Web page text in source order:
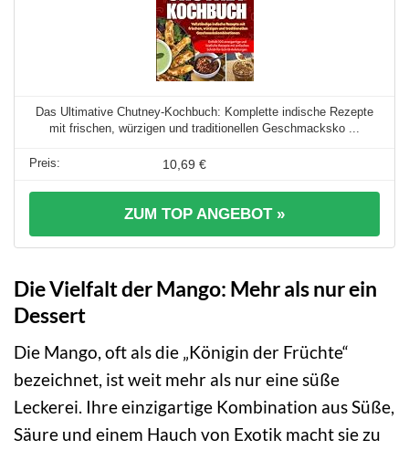
Das Ultimative Chutney-Kochbuch: Komplette indische Rezepte
mit frischen, würzigen und traditionellen Geschmacksko ...
10,69 €
ZUM TOP ANGEBOT »
Die Vielfalt der Mango: Mehr als nur ein
Dessert
Die Mango, oft als die „Königin der Früchte“
bezeichnet, ist weit mehr als nur eine süße
Leckerei. Ihre einzigartige Kombination aus Süße,
Säure und einem Hauch von Exotik macht sie zu